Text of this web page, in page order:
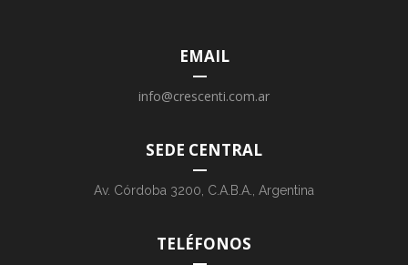
EMAIL
info@crescenti.com.ar
SEDE CENTRAL
Av. Córdoba 3200, C.A.B.A., Argentina
TELÉFONOS